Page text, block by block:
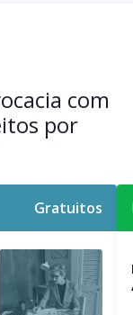
com
por
Gratuitos